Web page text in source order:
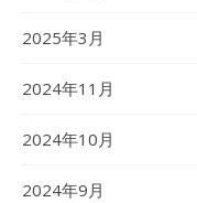
2025年3月
2024年11月
2024年10月
2024年9月